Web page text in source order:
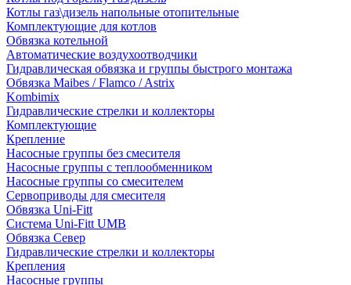
Котлы газ\дизель напольные отопительные
Комплектующие для котлов
Обвязка котельной
Автоматические воздухоотводчики
Гидравлическая обвязка и группы быстрого монтажа
Обвязка Maibes / Flamco / Astrix
Kombimix
Гидравлические стрелки и коллекторы
Комплектующие
Крепление
Насосные группы без смесителя
Насосные группы с теплообменником
Насосные группы со смесителем
Сервоприводы для смесителя
Обвязка Uni-Fitt
Система Uni-Fitt UMB
Обвязка Север
Гидравлические стрелки и коллекторы
Крепления
Насосные группы